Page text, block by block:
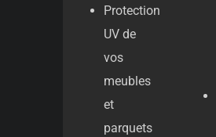
Protection
UV de
vos
meubles
et
parquets